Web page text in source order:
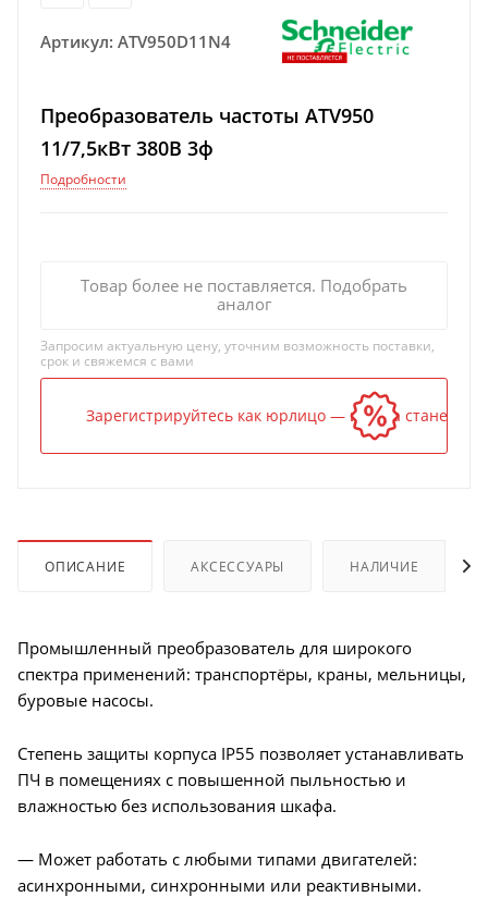
Артикул: ATV950D11N4
Преобразователь частоты ATV950
11/7,5кВт 380В 3ф
Подробности
Товар более не поставляется. Подобрать
аналог
Запросим актуальную цену, уточним возможность поставки,
срок и свяжемся с вами
Зарегистрируйтесь как юрлицо — и цена станет
ОПИСАНИЕ АКСЕССУАРЫ НАЛИЧИЕ
Промышленный преобразователь для широкого
спектра применений: транспортёры, краны, мельницы,
буровые насосы.
Степень защиты корпуса IP55 позволяет устанавливать
ПЧ в помещениях с повышенной пыльностью и
влажностью без использования шкафа.
— Может работать с любыми типами двигателей:
асинхронными, синхронными или реактивными.